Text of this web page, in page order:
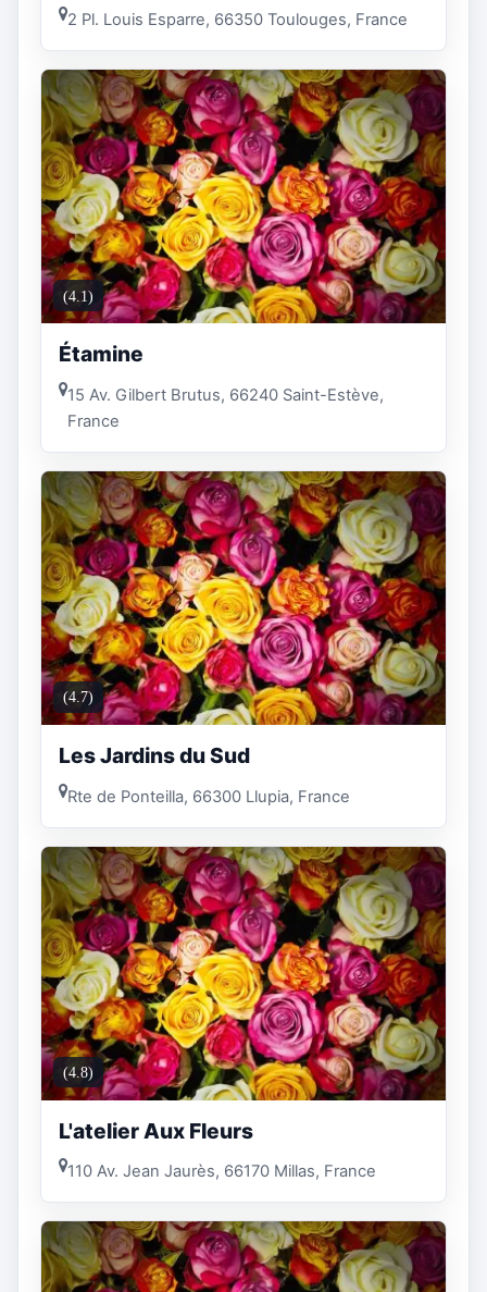
2 Pl. Louis Esparre, 66350 Toulouges, France
(4.1)
Étamine
15 Av. Gilbert Brutus, 66240 Saint-Estève,
France
(4.7)
Les Jardins du Sud
Rte de Ponteilla, 66300 Llupia, France
(4.8)
L'atelier Aux Fleurs
110 Av. Jean Jaurès, 66170 Millas, France